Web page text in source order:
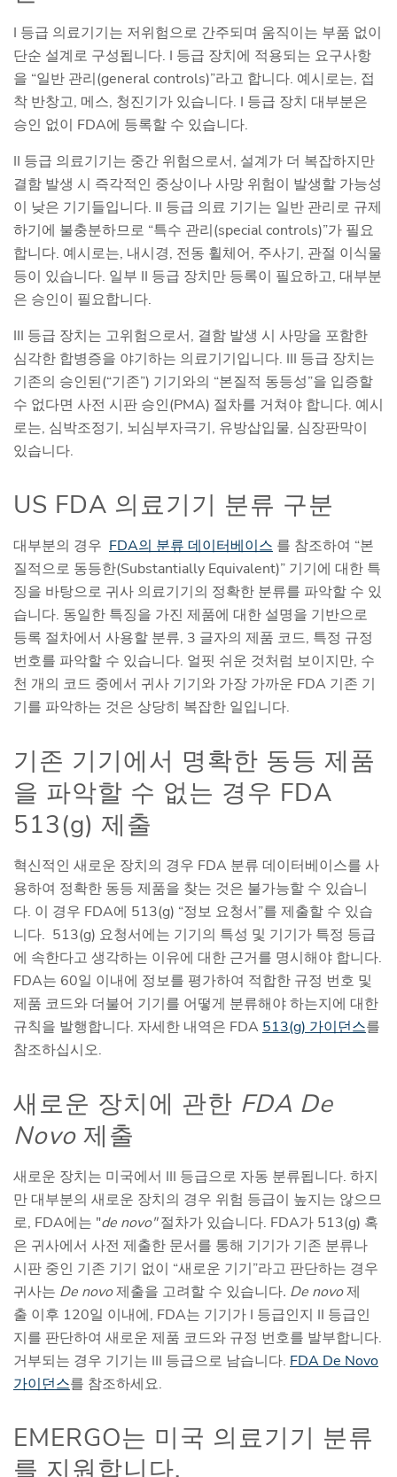
I 등급 의료기기는 저위험으로 간주되며 움직이는 부품 없이
단순 설계로 구성됩니다. I 등급 장치에 적용되는 요구사항
을 “일반 관리(general controls)”라고 합니다. 예시로는, 접
착 반창고, 메스, 청진기가 있습니다. I 등급 장치 대부분은
승인 없이 FDA에 등록할 수 있습니다.
II 등급 의료기기는 중간 위험으로서, 설계가 더 복잡하지만
결함 발생 시 즉각적인 중상이나 사망 위험이 발생할 가능성
이 낮은 기기들입니다. II 등급 의료 기기는 일반 관리로 규제
하기에 불충분하므로 “특수 관리(special controls)”가 필요
합니다. 예시로는, 내시경, 전동 휠체어, 주사기, 관절 이식물
등이 있습니다. 일부 II 등급 장치만 등록이 필요하고, 대부분
은 승인이 필요합니다.
III 등급 장치는 고위험으로서, 결함 발생 시 사망을 포함한
심각한 합병증을 야기하는 의료기기입니다. III 등급 장치는
기존의 승인된(“기존”) 기기와의 “본질적 동등성”을 입증할
수 없다면 사전 시판 승인(PMA) 절차를 거쳐야 합니다. 예시
로는, 심박조정기, 뇌심부자극기, 유방삽입물, 심장판막이
있습니다.
US FDA 의료기기 분류 구분
대부분의 경우 FDA의 분류 데이터베이스 를 참조하여 “본
질적으로 동등한(Substantially Equivalent)” 기기에 대한 특
징을 바탕으로 귀사 의료기기의 정확한 분류를 파악할 수 있
습니다. 동일한 특징을 가진 제품에 대한 설명을 기반으로
등록 절차에서 사용할 분류, 3 글자의 제품 코드, 특정 규정
번호를 파악할 수 있습니다. 얼핏 쉬운 것처럼 보이지만, 수
천 개의 코드 중에서 귀사 기기와 가장 가까운 FDA 기존 기
기를 파악하는 것은 상당히 복잡한 일입니다.
기존 기기에서 명확한 동등 제품
을 파악할 수 없는 경우 FDA
513(g) 제출
혁신적인 새로운 장치의 경우 FDA 분류 데이터베이스를 사
용하여 정확한 동등 제품을 찾는 것은 불가능할 수 있습니
다. 이 경우 FDA에 513(g) “정보 요청서”를 제출할 수 있습
니다. 513(g) 요청서에는 기기의 특성 및 기기가 특정 등급
에 속한다고 생각하는 이유에 대한 근거를 명시해야 합니다.
FDA는 60일 이내에 정보를 평가하여 적합한 규정 번호 및
제품 코드와 더불어 기기를 어떻게 분류해야 하는지에 대한
규칙을 발행합니다. 자세한 내역은 FDA 513(g) 가이던스를
참조하십시오.
새로운 장치에 관한 FDA De
Novo 제출
새로운 장치는 미국에서 III 등급으로 자동 분류됩니다. 하지
만 대부분의 새로운 장치의 경우 위험 등급이 높지는 않으므
로, FDA에는 "de novo"절차가 있습니다. FDA가 513(g) 혹
은 귀사에서 사전 제출한 문서를 통해 기기가 기존 분류나
시판 중인 기존 기기 없이 “새로운 기기”라고 판단하는 경우
귀사는 De novo제출을 고려할 수 있습니다. De novo제
출 이후 120일 이내에, FDA는 기기가 I 등급인지 II 등급인
지를 판단하여 새로운 제품 코드와 규정 번호를 발부합니다.
거부되는 경우 기기는 III 등급으로 남습니다. FDA De Novo
가이던스를 참조하세요.
EMERGO는 미국 의료기기 분류
를 지원합니다.